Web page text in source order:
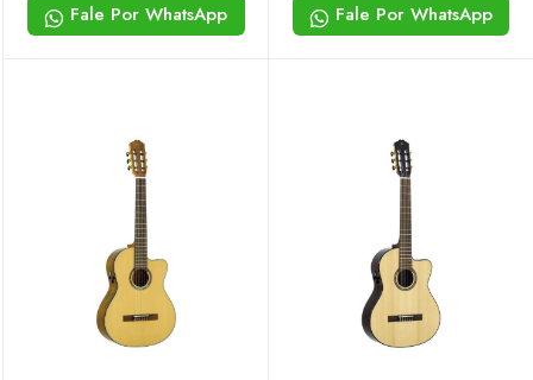
Fale Por WhatsApp Fale Por WhatsApp